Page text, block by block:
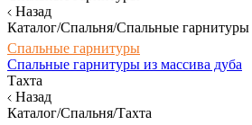
Назад
Каталог/Спальня/Спальные гарнитуры
Спальные гарнитуры
Спальные гарнитуры из массива дуба
Тахта
Назад
Каталог/Спальня/Тахта